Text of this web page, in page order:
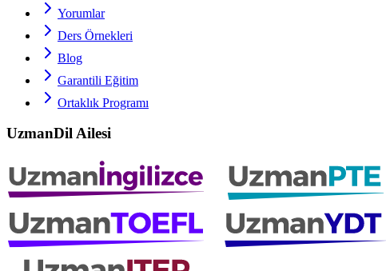
Yorumlar
Ders Örnekleri
Blog
Garantili Eğitim
Ortaklık Programı
UzmanDil Ailesi